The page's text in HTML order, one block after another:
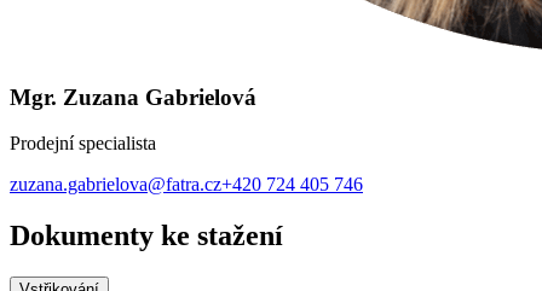
Mgr. Zuzana Gabrielová
Prodejní specialista
zuzana.gabrielova@fatra.cz+420 724 405 746
Dokumenty ke stažení